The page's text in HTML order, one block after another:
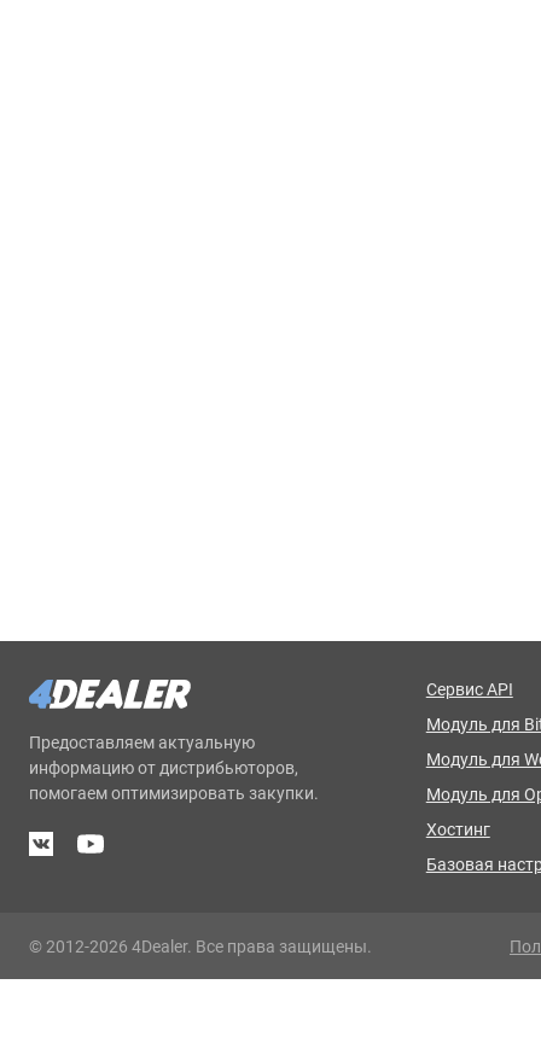
Предоставляем актуальную
информацию от дистрибьюторов,
помогаем оптимизировать закупки.
Сервис API
Модуль для
Модуль для
Модуль для
Хостинг
Базовая
© 2012-2026 4Dealer. Все права защищены.